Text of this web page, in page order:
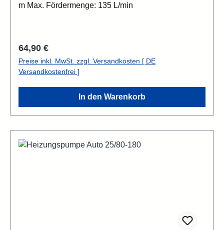
m Max. Fördermenge: 135 L/min
Regulärer Preis:
64,90 €
Preise inkl. MwSt. zzgl. Versandkosten [ DE
Versandkostenfrei ]
In den Warenkorb